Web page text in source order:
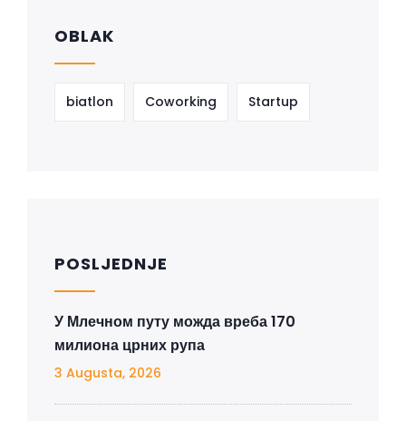
OBLAK
biatlon Coworking Startup
POSLJEDNJE
У Млечном путу можда вреба 170
милиона црних рупа
3 Augusta, 2026